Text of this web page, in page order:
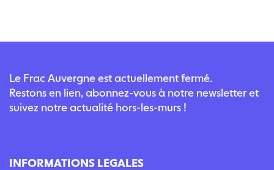
Le Frac Auvergne est actuellement fermé.
Restons en lien, abonnez-vous à notre newsletter et
suivez notre actualité hors-les-murs !
INFORMATIONS LÉGALES